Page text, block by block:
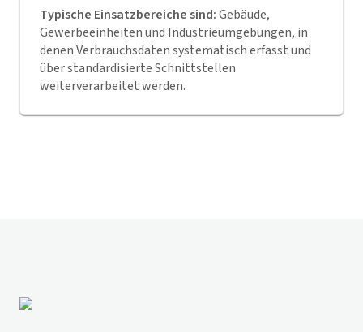
Typische Einsatzbereiche sind:Gebäude,
Gewerbeeinheiten und Industrieumgebungen, in
denen Verbrauchsdaten systematisch erfasst und
über standardisierte Schnittstellen
weiterverarbeitet werden.